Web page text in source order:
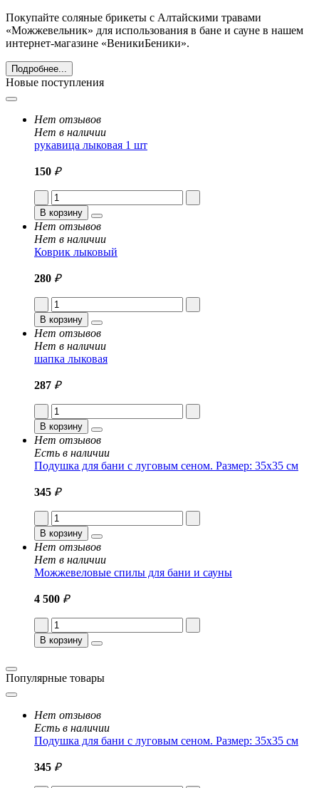
Покупайте соляные брикеты с Алтайскими травами
«Можжевельник» для использования в бане и сауне в нашем
интернет-магазине «ВеникиБеники».
Подробнее...
Новые поступления
Нет отзывов
Нет в наличии
рукавица лыковая 1 шт
150 ₽
В корзину
Нет отзывов
Нет в наличии
Коврик лыковый
280 ₽
В корзину
Нет отзывов
Нет в наличии
шапка лыковая
287 ₽
В корзину
Нет отзывов
Есть в наличии
Подушка для бани с луговым сеном. Размер: 35x35 см
345 ₽
В корзину
Нет отзывов
Нет в наличии
Можжевеловые спилы для бани и сауны
4 500 ₽
В корзину
Популярные товары
Нет отзывов
Есть в наличии
Подушка для бани с луговым сеном. Размер: 35x35 см
345 ₽